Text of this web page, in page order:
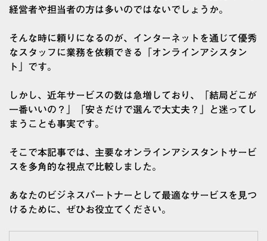
経営者や担当者の方は多いのではないでしょうか。
そんな時に頼りになるのが、インターネットを通じて優秀
なスタッフに業務を依頼できる「オンラインアシスタン
ト」です。
しかし、近年サービスの数は急増しており、「結局どこが
一番いいの？」「安さだけで選んで大丈夫？」と迷ってし
まうことも事実です。
そこで本記事では、主要なオンラインアシスタントサービ
スを多角的な視点で比較しました。
あなたのビジネスパートナーとして最適なサービスを見つ
けるために、ぜひお役立てください。